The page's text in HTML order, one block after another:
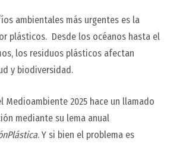
ambientales más urgentes es la
plásticos. Desde los océanos hasta el
los residuos plásticos afectan
y biodiversidad.
Medioambiente 2025 hace un llamado
mediante su lema anual
. Y si bien el problema es